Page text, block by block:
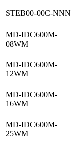
STEB00-00C-NNN
MD-IDC600M-
08WM
MD-IDC600M-
12WM
MD-IDC600M-
16WM
MD-IDC600M-
25WM